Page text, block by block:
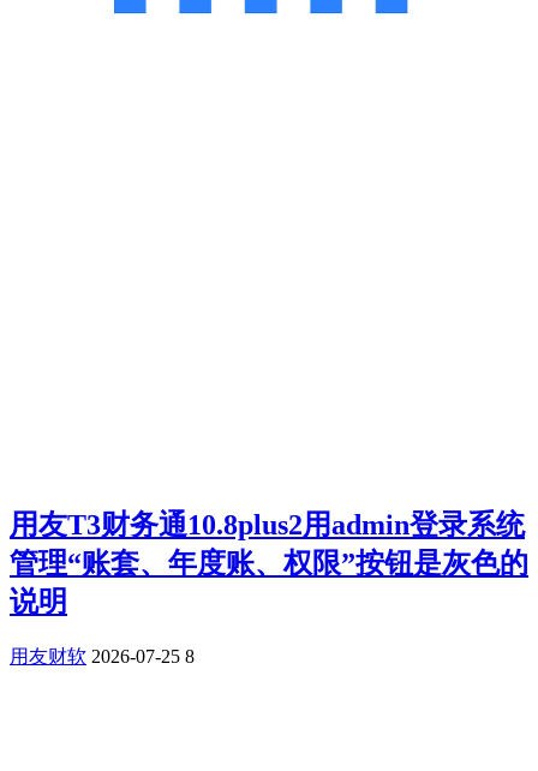
用友T3财务通10.8plus2用admin登录系统
管理“账套、年度账、权限”按钮是灰色的
说明
用友财软 2026-07-25 8